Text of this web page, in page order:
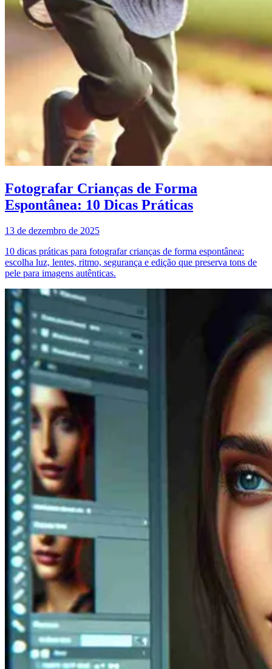
Fotografar Crianças de Forma
Espontânea: 10 Dicas Práticas
13 de dezembro de 2025
10 dicas práticas para fotografar crianças de forma espontânea:
escolha luz, lentes, ritmo, segurança e edição que preserva tons de
pele para imagens autênticas.